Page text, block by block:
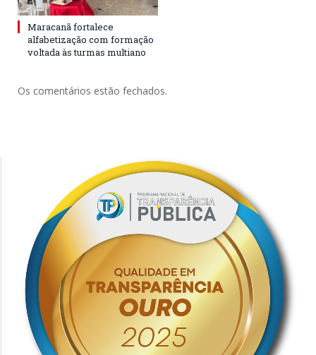
Maracanã fortalece
alfabetização com formação
voltada às turmas multiano
Os comentários estão fechados.